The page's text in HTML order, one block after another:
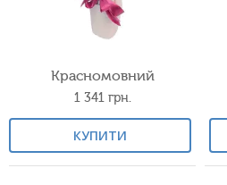
Красномовний
1 341 грн.
КУПИТИ